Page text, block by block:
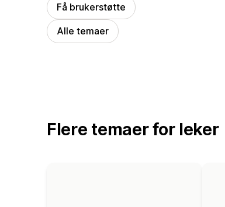
Få brukerstøtte
Alle temaer
Flere temaer for leker